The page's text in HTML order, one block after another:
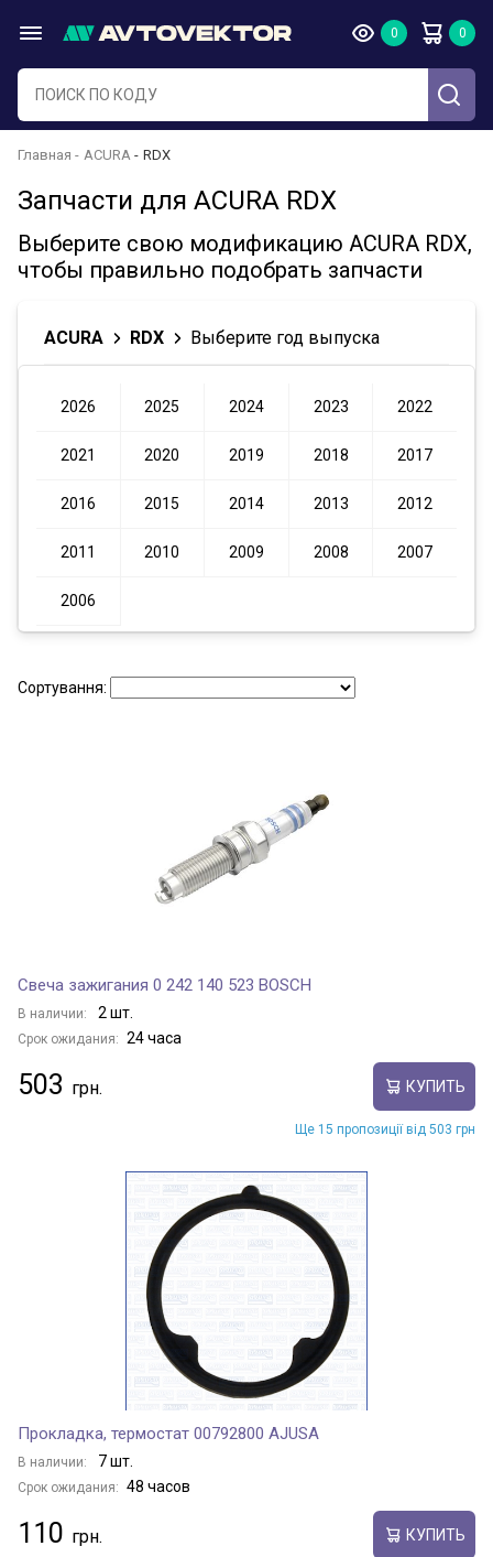
Главная ACURA RDX
Запчасти для ACURA RDX
Выберите свою модификацию ACURA RDX,
чтобы правильно подобрать запчасти
ACURA RDX Выберите год выпуска
2026 2025 2024 2023 2022
2021 2020 2019 2018 2017
2016 2015 2014 2013 2012
2011 2010 2009 2008 2007
2006
Сортування:
Свеча зажигания 0 242 140 523 BOSCH
В наличии: 2 шт.
Срок ожидания: 24 часа
503 КУПИТЬ
Ще 15 пропозиції від 503 грн
Прокладка, термостат 00792800 AJUSA
В наличии: 7 шт.
Срок ожидания: 48 часов
110 КУПИТЬ